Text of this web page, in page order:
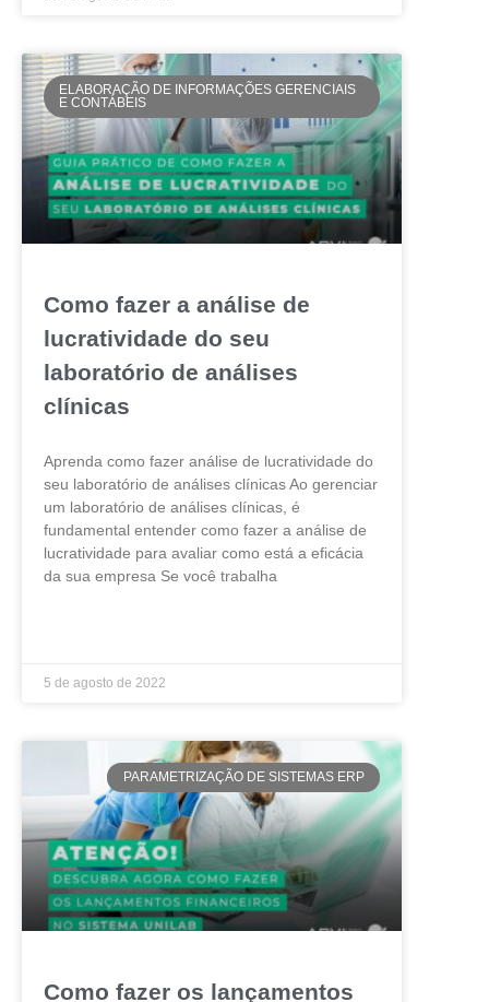
ELABORAÇÃO DE INFORMAÇÕES GERENCIAIS
E CONTÁBEIS
Como fazer a análise de
lucratividade do seu
laboratório de análises
clínicas
Aprenda como fazer análise de lucratividade do
seu laboratório de análises clínicas Ao gerenciar
um laboratório de análises clínicas, é
fundamental entender como fazer a análise de
lucratividade para avaliar como está a eficácia
da sua empresa Se você trabalha
5 de agosto de 2022
PARAMETRIZAÇÃO DE SISTEMAS ERP
Como fazer os lançamentos